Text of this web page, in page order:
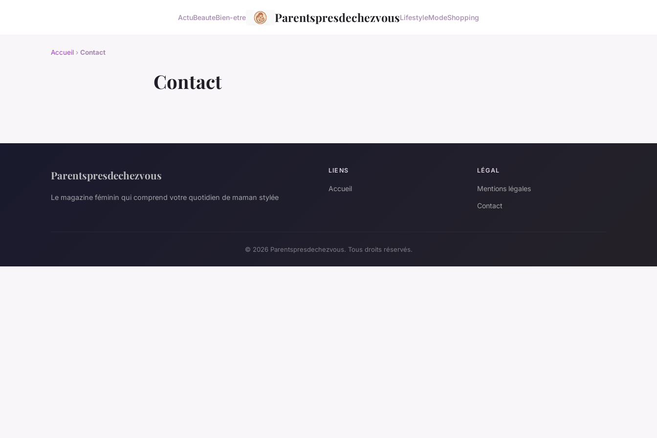
ActuBeauteBien-etre ParentspresdechezvousLifestyleModeShopping
Accueil › Contact
Contact
Parentspresdechezvous
Le magazine féminin qui comprend votre quotidien de maman stylée
LIENS
Accueil
LÉGAL
Mentions légales
Contact
© 2026 Parentspresdechezvous. Tous droits réservés.